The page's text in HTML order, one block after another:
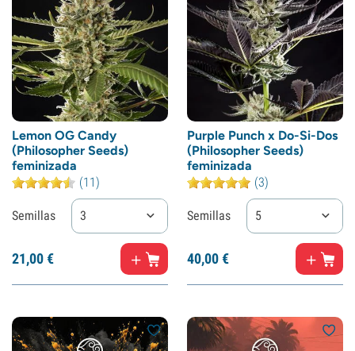
Lemon OG Candy
(Philosopher Seeds)
feminizada
(11)
Semillas 3
21,00€
Purple Punch x Do-Si-Dos
(Philosopher Seeds)
feminizada
(3)
Semillas 5
40,00€